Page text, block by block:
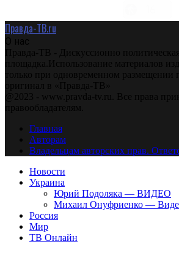
Правда-ТВ.ru
О нас
Правда-ТВ - Дискуссионно политическая
площадка.Использование материалов
только при одновременном размещении
оригинал в «Правда-ТВ»
@2023 - www.pravda-tv.ru. Все права
правообладателям.
Главная
Авторам
Владельцам авторских прав.
Новости
Украина
Юрий Подоляка — ВИДЕО
Михаил Онуфриенко —
Россия
Мир
ТВ Онлайн